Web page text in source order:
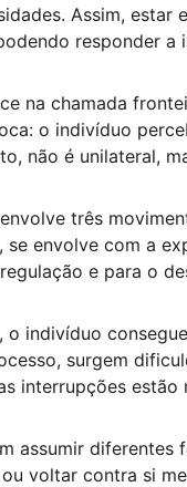
Assim,
responder a
na chamada
o indivíduo
não é unilateral,
três
se envolve com a
e para o
indivíduo
surgem
interrupções
assumir
voltar contra si